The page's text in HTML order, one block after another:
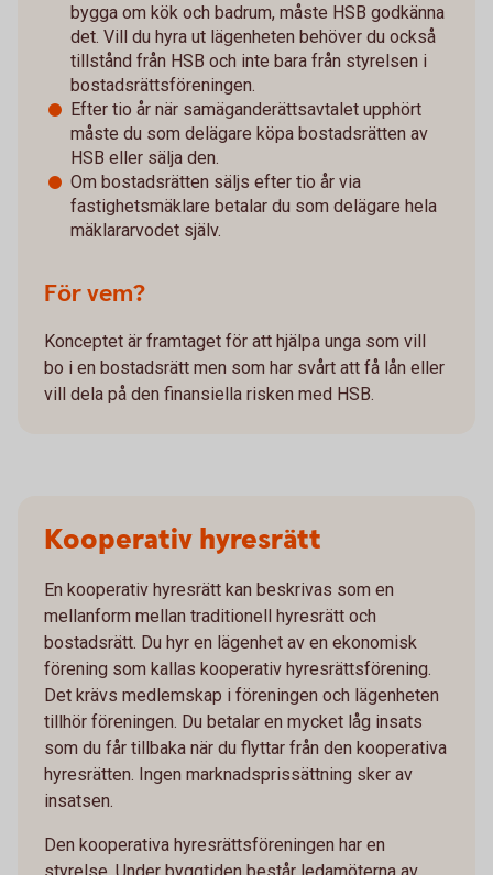
bygga om kök och badrum, måste HSB godkänna
det. Vill du hyra ut lägenheten behöver du också
tillstånd från HSB och inte bara från styrelsen i
bostadsrättsföreningen.
Efter tio år när samäganderättsavtalet upphört
måste du som delägare köpa bostadsrätten av
HSB eller sälja den.
Om bostadsrätten säljs efter tio år via
fastighetsmäklare betalar du som delägare hela
mäklararvodet själv.
För vem?
Konceptet är framtaget för att hjälpa unga som vill
bo i en bostadsrätt men som har svårt att få lån eller
vill dela på den finansiella risken med HSB.
Kooperativ hyresrätt
En kooperativ hyresrätt kan beskrivas som en
mellanform mellan traditionell hyresrätt och
bostadsrätt. Du hyr en lägenhet av en ekonomisk
förening som kallas kooperativ hyresrättsförening.
Det krävs medlemskap i föreningen och lägenheten
tillhör föreningen. Du betalar en mycket låg insats
som du får tillbaka när du flyttar från den kooperativa
hyresrätten. Ingen marknadsprissättning sker av
insatsen.
Den kooperativa hyresrättsföreningen har en